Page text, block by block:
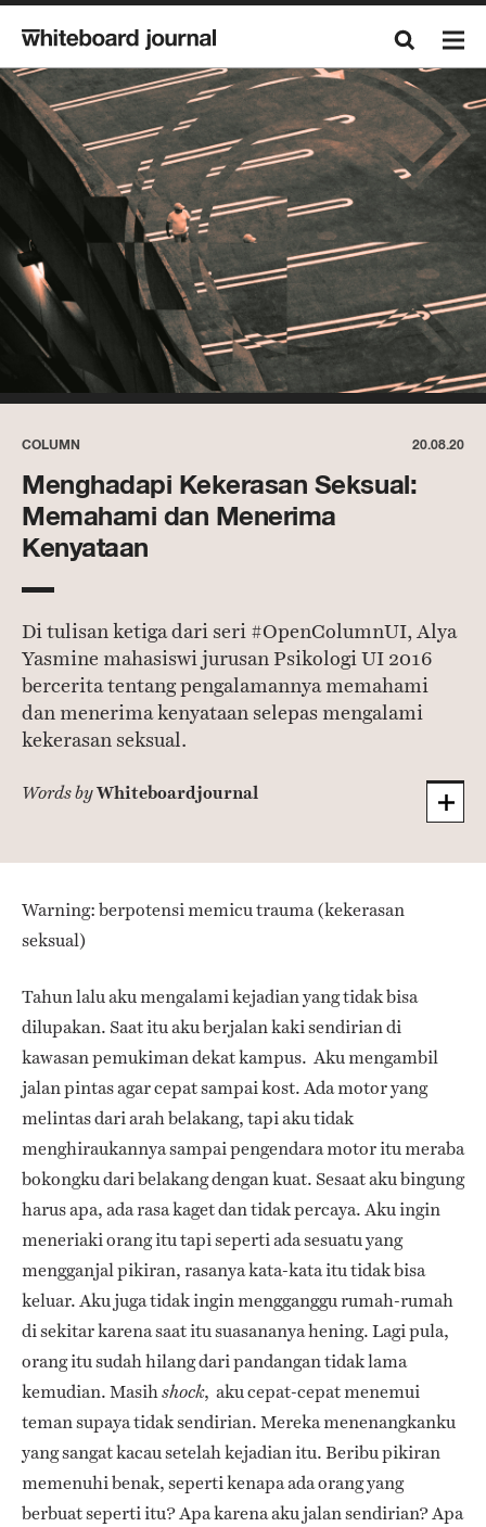
COLUMN 20.08.20
Menghadapi Kekerasan Seksual:
Memahami dan Menerima
Kenyataan
Di tulisan ketiga dari seri #OpenColumnUI, Alya
Yasmine mahasiswi jurusan Psikologi UI 2016
bercerita tentang pengalamannya memahami
dan menerima kenyataan selepas mengalami
kekerasan seksual.
Words byWhiteboardjournal
Warning: berpotensi memicu trauma (kekerasan
seksual)
Tahun lalu aku mengalami kejadian yang tidak bisa
dilupakan. Saat itu aku berjalan kaki sendirian di
kawasan pemukiman dekat kampus. Aku mengambil
jalan pintas agar cepat sampai kost. Ada motor yang
melintas dari arah belakang, tapi aku tidak
menghiraukannya sampai pengendara motor itu meraba
bokongku dari belakang dengan kuat. Sesaat aku bingung
harus apa, ada rasa kaget dan tidak percaya. Aku ingin
meneriaki orang itu tapi seperti ada sesuatu yang
mengganjal pikiran, rasanya kata-kata itu tidak bisa
keluar. Aku juga tidak ingin mengganggu rumah-rumah
di sekitar karena saat itu suasananya hening. Lagi pula,
orang itu sudah hilang dari pandangan tidak lama
kemudian. Masihshock, aku cepat-cepat menemui
teman supaya tidak sendirian. Mereka menenangkanku
yang sangat kacau setelah kejadian itu. Beribu pikiran
memenuhi benak, seperti kenapa ada orang yang
berbuat seperti itu? Apa karena aku jalan sendirian? Apa